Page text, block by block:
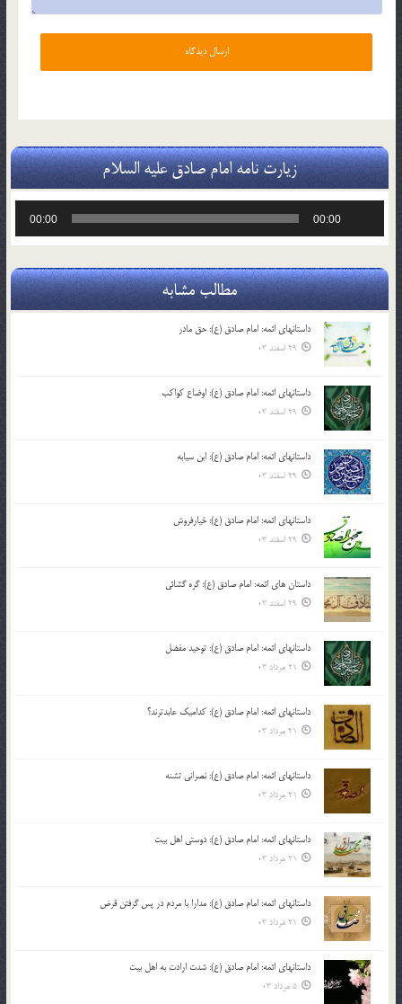
زیارت نامه امام صادق علیه السلام
00:00
00:00
مطالب مشابه
داستانهای ائمه: امام صادق (ع): حق مادر
29 اسفند 03
داستانهای ائمه: امام صادق (ع): اوضاع کواکب
29 اسفند 03
داستانهای ائمه: امام صادق (ع): ابن سیابه
29 اسفند 03
داستانهای ائمه: امام صادق (ع): خیارفروش
29 اسفند 03
داستان های ائمه: امام صادق (ع): گره گشائی
29 اسفند 03
داستانهای ائمه: امام صادق (ع): توحید مفضل
21 مرداد 03
داستانهای ائمه: امام صادق (ع): کدامیک عابدترند؟
21 مرداد 03
داستانهای ائمه: امام صادق (ع): نصرانی تشنه
21 مرداد 03
داستانهای ائمه: امام صادق (ع): دوستی اهل بیت
21 مرداد 03
داستانهای ائمه: امام صادق (ع): مدارا با مردم در پس گرفتن قرض
21 مرداد 03
داستانهای ائمه: امام صادق (ع): شدت ارادت به اهل بیت
5 مرداد 03